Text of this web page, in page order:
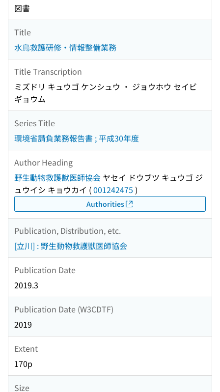
図書
Title
水鳥救護研修・情報整備業務
Title Transcription
ミズドリ キュウゴ ケンシュウ ・ ジョウホウ セイビ
ギョウム
Series Title
環境省請負業務報告書 ; 平成30年度
Author Heading
野生動物救護獣医師協会 ヤセイ ドウブツ キュウゴ ジ
ュウイシ キョウカイ (001242475 )
Authorities
Publication, Distribution, etc.
[立川] : 野生動物救護獣医師協会
Publication Date
2019.3
Publication Date (W3CDTF)
2019
Extent
170p
Size